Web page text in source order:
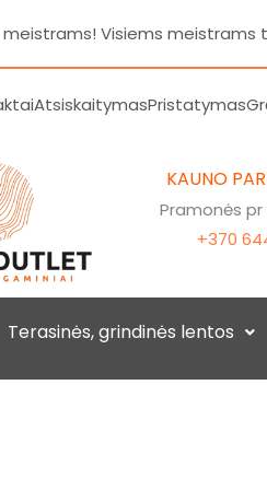
Visiems
AtsiskaitymasPristatymas
KAUNO
Pramonės pr
+370
Terasinės, grindinės lentos